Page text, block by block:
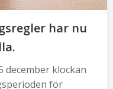
har nu
december klockan
för